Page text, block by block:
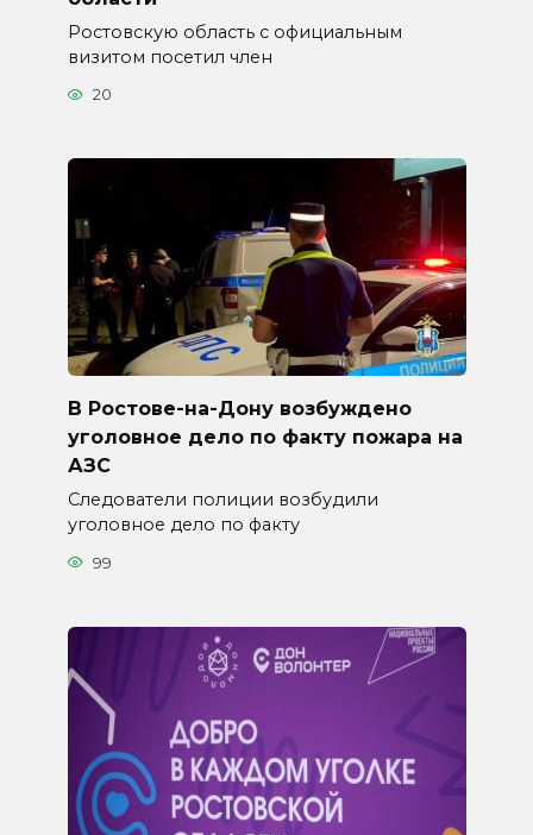
Ростовскую область с официальным
визитом посетил член
20
В Ростове-на-Дону возбуждено
уголовное дело по факту пожара на
АЗС
Следователи полиции возбудили
уголовное дело по факту
99